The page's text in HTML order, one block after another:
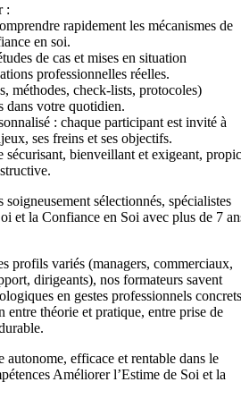
:
rapidement les mécanismes de
en soi.
de cas et mises en situation
professionnelles réelles.
méthodes, check-lists, protocoles)
dans votre quotidien.
: chaque participant est invité à
ses freins et ses objectifs.
sécurisant, bienveillant et exigeant,
sélectionnés, spécialistes
et la Confiance en Soi avec plus de 7
profils variés (managers, commerciaux,
dirigeants), nos formateurs savent
en gestes professionnels
entre théorie et pratique, entre prise de
autonome, efficace et rentable dans le
Améliorer l’Estime de Soi et la